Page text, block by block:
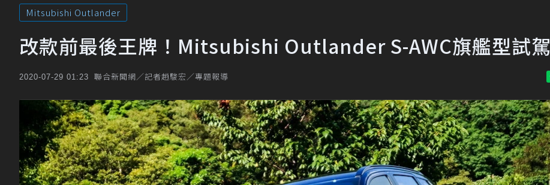
Mitsubishi Outlander
改款前最後王牌！Mitsubishi Outlander S-AWC旗艦型試駕
2020-07-29 01:23 聯合新聞網／記者趙駿宏／專題報導